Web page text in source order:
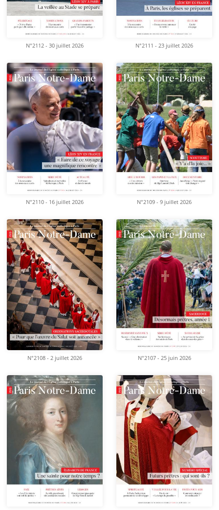
N°2112 - 30 juillet 2026 N°2111 - 23 juillet 2026
N°2110 - 16 juillet 2026 N°2109 - 9 juillet 2026
N°2108 - 2 juillet 2026 N°2107 - 25 juin 2026